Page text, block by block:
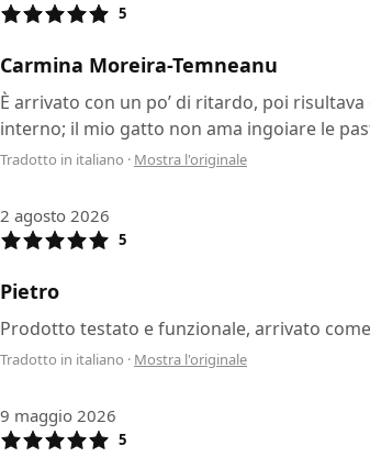
5
Carmina Moreira-Temneanu
È arrivato con un po’ di ritardo, poi
interno; il mio gatto non ama ingoiare le
Tradotto in italiano · Mostra l'originale
2 agosto 2026
5
Pietro
Prodotto testato e funzionale, arrivato
Tradotto in italiano · Mostra l'originale
9 maggio 2026
5